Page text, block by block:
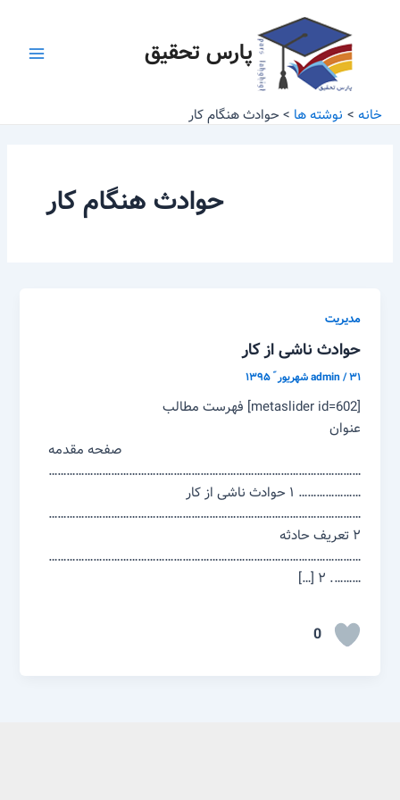
پارس تحقیق
خانه نوشته ها حوادث هنگام کار
حوادث هنگام کار
مدیریت
حوادث ناشی از کار
admin/۳۱ شهریور ّ ۱۳۹۵
[metaslider id=602] فهرست مطالب
عنوان
صفحه مقدمه
……………………………………………………………………………………………
………………… ۱ حوادث ناشی از کار
……………………………………………………………………………………………
۲ تعریف حادثه
……………………………………………………………………………………………
………. ۲ […]
0